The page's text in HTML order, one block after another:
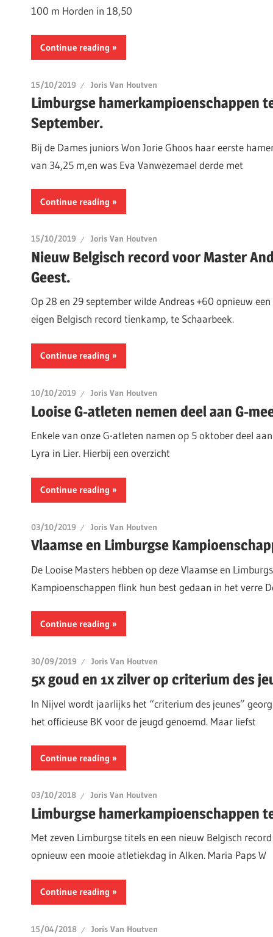
100 m Horden in 18,50
Continue reading
15/10/2019 Joris Van Houtven
Limburgse hamerkampioenschappen
September.
Bij de Dames juniors Won Jorie Ghoos haar eerste
van 34,25 m,en was Eva Vanwezemael derde met
Continue reading
15/10/2019 Joris Van Houtven
Nieuw Belgisch record voor Master
Geest.
Op 28 en 29 september wilde Andreas +60 opnieuw
eigen Belgisch record tienkamp, te Schaarbeek.
Continue reading
10/10/2019 Joris Van Houtven
Looise G-atleten nemen deel aan G-
Enkele van onze G-atleten namen op 5 oktober deel
Lyra in Lier. Hierbij een overzicht
Continue reading
03/10/2019 Joris Van Houtven
Vlaamse en Limburgse
De Looise Masters hebben op deze Vlaamse en
Kampioenschappen flink hun best gedaan in het verre
Continue reading
30/09/2019 Joris Van Houtven
5x goud en 1x zilver op criterium des
In Nijvel wordt jaarlijks het “criterium des jeunes”
het officieuse BK voor de jeugd genoemd. Maar liefst
Continue reading
03/10/2018 Joris Van Houtven
Limburgse hamerkampioenschappen
Met zeven Limburgse titels en een nieuw Belgisch
opnieuw een mooie atletiekdag in Alken. Maria Paps W
Continue reading
15/04/2018 Joris Van Houtven